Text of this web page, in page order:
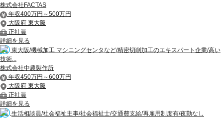
株式会社FACTAS
年収400万円～500万円
大阪府 東大阪
正社員
詳細を見る
東大阪/機械加工 マシニングセンタなど/精密切削加工のエキスパート企業/高い
技術...
株式会社中農製作所
年収450万円～600万円
大阪府 東大阪
正社員
詳細を見る
生活相談員/社会福祉主事/社会福祉士/交通費支給/再雇用制度有/夜勤なし